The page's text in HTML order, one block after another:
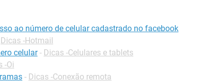
ao número de celular cadastrado no facebook
Dicas -Hotmail
celular - Dicas -Celulares e tablets
-Oi
- Dicas -Conexão remota